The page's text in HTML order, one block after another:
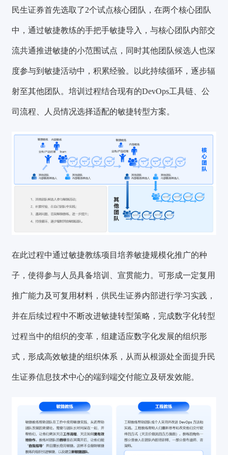
民生证券首先选取了2个试点核心团队，在两个核心团队
中，通过敏捷教练的手把手敏捷导入，与核心团队内部交
流共通推进敏捷的小范围试点，同时其他团队候选人也深
度参与到敏捷活动中，积累经验。以此持续循环，逐步辐
射至其他团队。培训过程结合现有的DevOps工具链、公
司流程、人员情况选择适配的敏捷转型方案。
在此过程中通过敏捷教练项目培养敏捷规模化推广的种
子，使得参与人员具备培训、宣贯能力。可形成一定复用
推广能力及可复用材料，供民生证券内部进行学习实践，
并在后续过程中不断改进敏捷转型策略，完成数字化转型
过程当中的组织的变革，组建适应数字化发展的组织形
式，形成高效敏捷的组织体系，从而从根源处全面提升民
生证券信息技术中心的端到端交付能立及研发效能。